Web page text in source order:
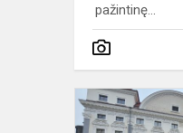
pažintinę...